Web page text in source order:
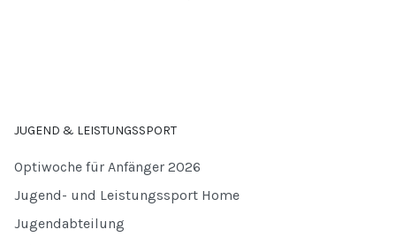
JUGEND & LEISTUNGSSPORT
Optiwoche für Anfänger 2026
Jugend- und Leistungssport Home
Jugendabteilung